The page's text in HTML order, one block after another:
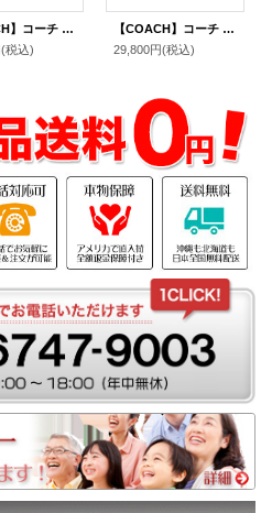
【COACH】コーチ シグネチャージャガード カーフレザー アイビー ロゴ 3way ショルダー 斜め掛け クラッチ ウエスト ヒップ バッグ ライトカーキ×ビーチウッド（日本未発売）
(税込)
【COACH】コーチ シグネチャージャガード カーフレザー アイビー ロゴ 3way ショルダー 斜め掛け クラッチ ウエスト ヒップ バッグ ライトカーキ×ビーチウッド（箱あり）（日本未発売）
29,800円(税込)